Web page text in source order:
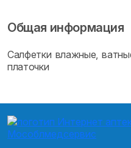
Общая информация
Салфетки влажные,
платочки